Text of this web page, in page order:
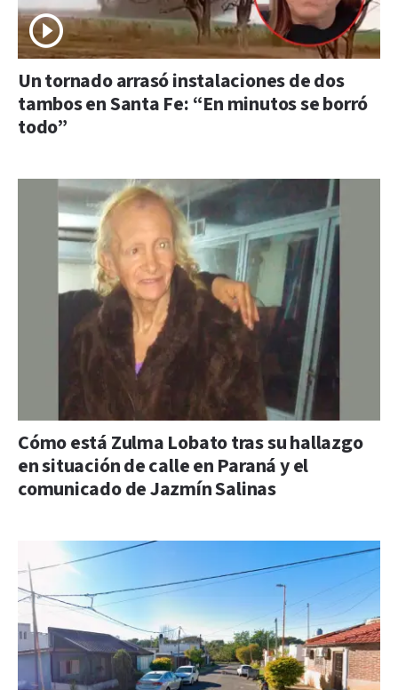
Un tornado arrasó instalaciones de dos
tambos en Santa Fe: “En minutos se borró
todo”
Cómo está Zulma Lobato tras su hallazgo
en situación de calle en Paraná y el
comunicado de Jazmín Salinas